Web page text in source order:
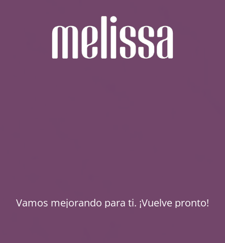
Vamos mejorando para ti. ¡Vuelve pronto!